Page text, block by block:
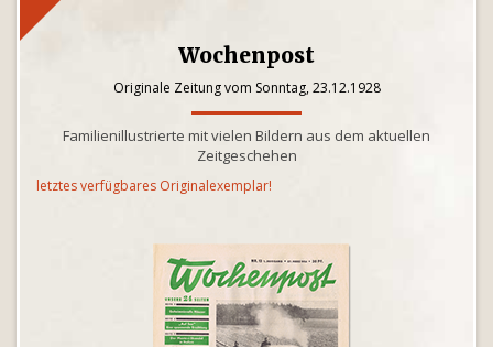
Wochenpost
Originale Zeitung vom Sonntag, 23.12.1928
Familienillustrierte mit vielen Bildern aus dem aktuellen
Zeitgeschehen
letztes verfügbares Originalexemplar!